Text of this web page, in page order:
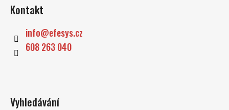
Kontakt
info@efesys.cz
608 263 040
Vyhledávání